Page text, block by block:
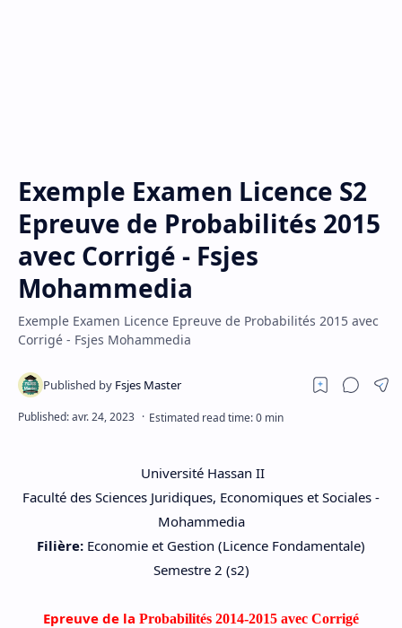
Exemple Examen Licence S2
Epreuve de Probabilités 2015
avec Corrigé - Fsjes
Mohammedia
Exemple Examen Licence Epreuve de Probabilités 2015 avec
Corrigé - Fsjes Mohammedia
Université Hassan II
Faculté des Sciences Juridiques, Economiques et Sociales -
Mohammedia
Filière: Economie et Gestion (Licence Fondamentale)
Semestre 2 (s2)
Epreuve de la Probabilités 2014-2015 avec Corrigé